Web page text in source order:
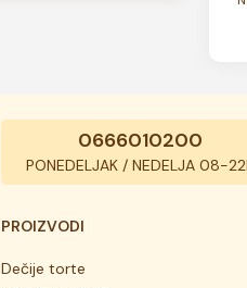
0666010200
PONEDELJAK / NEDELJA 08-
PROIZVODI
Dečije torte